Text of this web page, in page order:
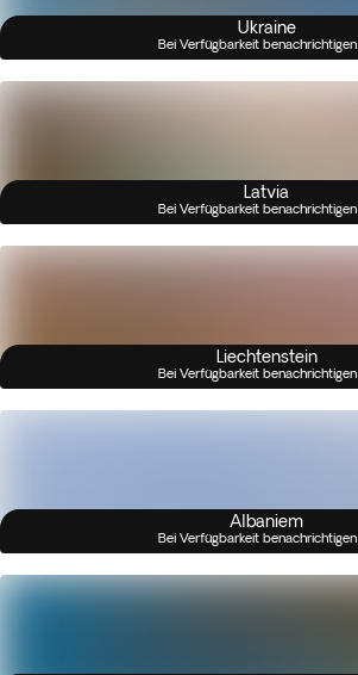
Ukraine
Bei Verfügbarkeit benachrichtigen
Latvia
Bei Verfügbarkeit benachrichtigen
Liechtenstein
Bei Verfügbarkeit benachrichtigen
Albaniem
Bei Verfügbarkeit benachrichtigen